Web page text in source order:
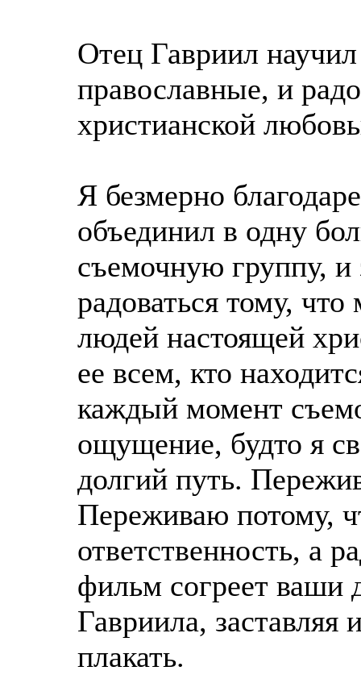
Отец Гавриил
православные, и
христианской
Я безмерно
объединил в одну
съемочную группу, и
радоваться тому,
людей настоящей
ее всем, кто
каждый момент
ощущение, будто я
долгий путь.
Переживаю потому,
ответственность, а
фильм согреет ваши
Гавриила, заставляя
плакать.